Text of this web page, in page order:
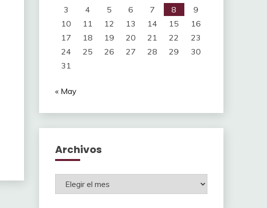
3
4 5 6 7 8
9
10
11 12 13 14 15
16
17
18 19 20 21 22
23
24
25 26 27 28 29
30
31
« May
Archivos
Archivos